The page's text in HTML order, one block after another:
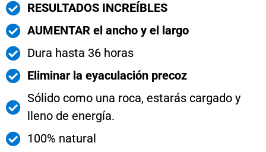
RESULTADOS INCREÍBLES
AUMENTAR el ancho y el largo
Dura hasta 36 horas
Eliminar la eyaculación precoz
Sólido como una roca, estarás cargado y
lleno de energía.
100% natural